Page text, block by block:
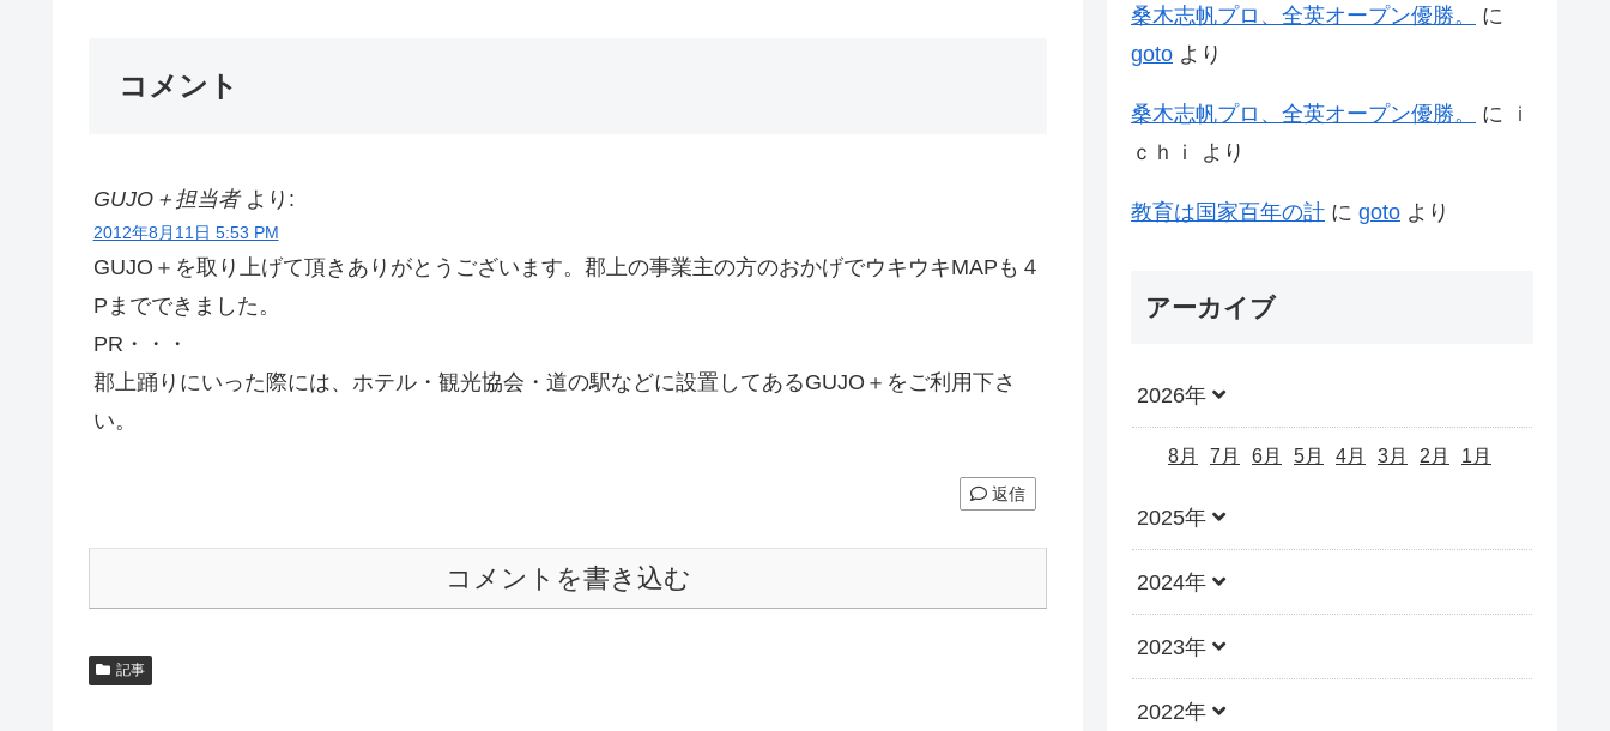
コメント
GUJO＋担当者 より:
2012年8月11日 5:53 PM
GUJO＋を取り上げて頂きありがとうございます。郡上の事業主の方のおかげでウキウキMAPも４
Pまでできました。
PR・・・
郡上踊りにいった際には、ホテル・観光協会・道の駅などに設置してあるGUJO＋をご利用下さ
い。
返信
コメントを書き込む
記事
桑木志帆プロ、全英オープン優勝。
に
goto より
桑木志帆プロ、全英オープン優勝。 に
ｉ
ｃｈｉ
より
教育は国家百年の計 に goto より
アーカイブ
2026年
8月 7月 6月 5月 4月 3月 2月 1月
2025年
2024年
2023年
2022年